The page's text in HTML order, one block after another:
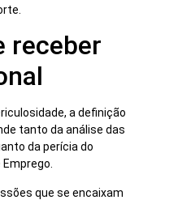
receber
a definição
tanto da análise das
da perícia do
que se encaixam